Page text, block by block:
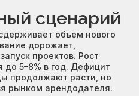
сценарий
объем нового
дорожает,
проектов. Рост
5–8% в год. Дефицит
продолжают расти, но
рынком арендодателя.